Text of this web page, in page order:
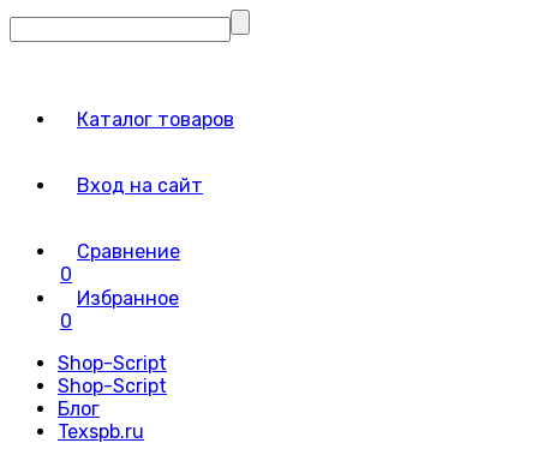
Каталог товаров
Вход на сайт
Сравнение
0
Избранное
0
Shop-Script
Shop-Script
Блог
Texspb.ru